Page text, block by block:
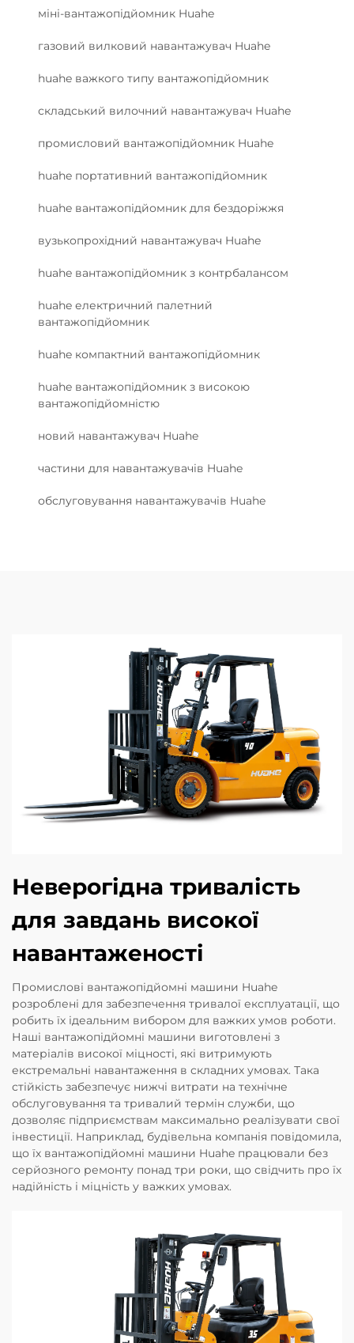
міні-вантажопідйомник Huahe
газовий вилковий навантажувач Huahe
huahe важкого типу вантажопідйомник
складський вилочний навантажувач Huahe
промисловий вантажопідйомник Huahe
huahe портативний вантажопідйомник
huahe вантажопідйомник для бездоріжжя
вузькопрохідний навантажувач Huahe
huahe вантажопідйомник з контрбалансом
huahe електричний палетний
вантажопідйомник
huahe компактний вантажопідйомник
huahe вантажопідйомник з високою
вантажопідйомністю
новий навантажувач Huahe
частини для навантажувачів Huahe
обслуговування навантажувачів Huahe
Неверогідна тривалість
для завдань високої
навантаженості
Промислові вантажопідйомні машини Huahe
розроблені для забезпечення тривалої експлуатації, що
робить їх ідеальним вибором для важких умов роботи.
Наші вантажопідйомні машини виготовлені з
матеріалів високої міцності, які витримують
екстремальні навантаження в складних умовах. Така
стійкість забезпечує нижчі витрати на технічне
обслуговування та тривалий термін служби, що
дозволяє підприємствам максимально реалізувати свої
інвестиції. Наприклад, будівельна компанія повідомила,
що їх вантажопідйомні машини Huahe працювали без
серйозного ремонту понад три роки, що свідчить про їх
надійність і міцність у важких умовах.